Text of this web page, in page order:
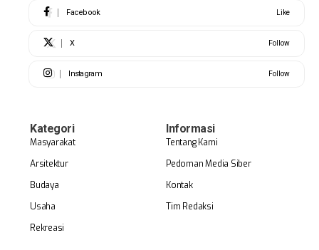
Facebook Like
X Follow
Instagram Follow
Kategori
Masyarakat
Arsitektur
Budaya
Usaha
Rekreasi
Informasi
Tentang Kami
Pedoman Media Siber
Kontak
Tim Redaksi